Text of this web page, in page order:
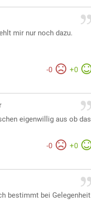
mir nur noch dazu.
-0 +0
eigenwillig aus ob das
-0 +0
bestimmt bei Gelegenheit